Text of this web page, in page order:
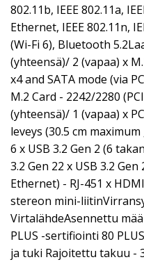
802.11b, IEEE 802.11a,
Ethernet, IEEE 802.11n,
(Wi-Fi 6), Bluetooth
(yhteensä)/ 2 (vapaa) x
x4 and SATA mode (via
M.2 Card - 2242/2280
(yhteensä)/ 1 (vapaa) x
leveys (30.5 cm
6 x USB 3.2 Gen 2 (6
3.2 Gen 22 x USB 3.2
Ethernet) - RJ-451 x
stereon mini-
VirtalähdeAsennettu
PLUS -sertifiointi 80
ja tuki Rajoitettu takuu -